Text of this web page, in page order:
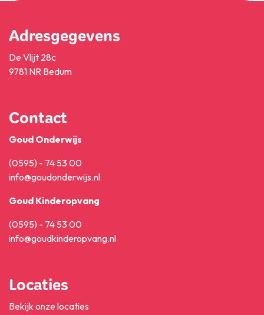
Adresgegevens
De Vlijt 28c
9781 NR Bedum
Contact
Goud Onderwijs
(0595) - 74 53 00
info@goudonderwijs.nl
Goud Kinderopvang
(0595) - 74 53 00
info@goudkinderopvang.nl
Locaties
Bekijk onze locaties